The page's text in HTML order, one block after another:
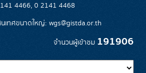
4466, 0 2141 4468
เทศขนาดใหญ่: wgs@gistda.or.th
จำนวนผู้เข้าชม 191906